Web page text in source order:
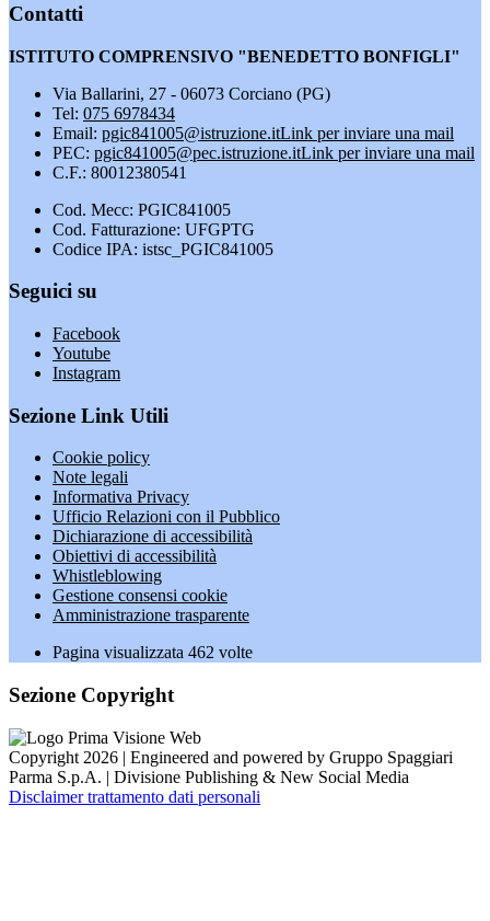
Contatti
ISTITUTO COMPRENSIVO "BENEDETTO BONFIGLI"
Via Ballarini, 27 - 06073 Corciano (PG)
Tel: 075 6978434
Email: pgic841005@istruzione.itLink per inviare una mail
PEC: pgic841005@pec.istruzione.itLink per inviare una mail
C.F.: 80012380541
Cod. Mecc: PGIC841005
Cod. Fatturazione: UFGPTG
Codice IPA: istsc_PGIC841005
Seguici su
Facebook
Youtube
Instagram
Sezione Link Utili
Cookie policy
Note legali
Informativa Privacy
Ufficio Relazioni con il Pubblico
Dichiarazione di accessibilità
Obiettivi di accessibilità
Whistleblowing
Gestione consensi cookie
Amministrazione trasparente
Pagina visualizzata 462 volte
Sezione Copyright
Copyright 2026 | Engineered and powered by Gruppo Spaggiari
Parma S.p.A. | Divisione Publishing & New Social Media
Disclaimer trattamento dati personali